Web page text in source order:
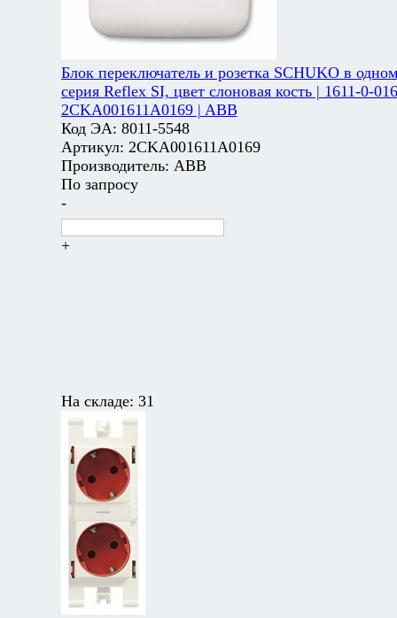
Блок переключатель и розетка SCHUKO в
серия Reflex SI, цвет слоновая кость | 1611-0-
2CKA001611A0169 | ABB
Код ЭА: 8011-5548
Артикул: 2CKA001611A0169
Производитель: ABB
По запросу
-
+
На складе: 31